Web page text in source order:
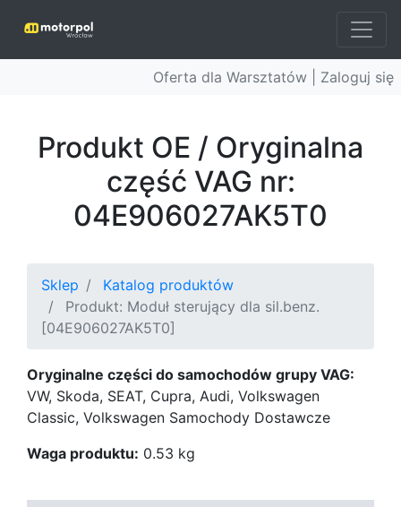
Oferta dla Warsztatów | Zaloguj się
Produkt OE / Oryginalna
część VAG nr:
04E906027AK5T0
Sklep
Katalog produktów
Produkt: Moduł sterujący dla sil.benz.
[04E906027AK5T0]
Oryginalne części do samochodów grupy VAG:
VW, Skoda, SEAT, Cupra, Audi, Volkswagen
Classic, Volkswagen Samochody Dostawcze
Waga produktu: 0.53 kg